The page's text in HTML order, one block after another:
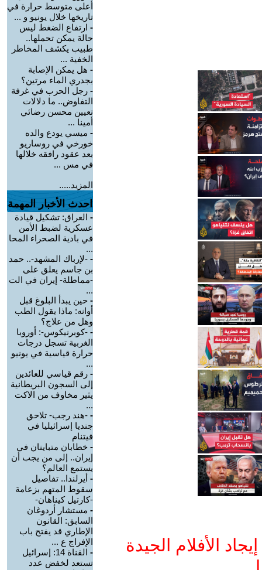
الأفلام الجيدة
أعلى متوسط حرارة في
تاريخها خلال يونيو و ...
- ارتفاع الضغط ليس
حالة يمكن تحملها..
طبيب يكشف المخاطر
الخفية ...
- هل يمكن الإصابة
بجدري الماء مرتين؟
- رجل الحرب في غرفة
التفاوض.. ما دلالات
تعيين محسن رضائي
أمينا ...
- ميسي يودع والده
خورخي في روساريو
بعد عقود رافقه خلالها
في مس ...
المزيد.....
احدث الأخبار المهمة
- العراق: تشكيل قيادة
عسكرية لضبط الأمن
في بادية الصحراء المحا
...
- -لإرباك المشهد-.. حمد
بن جاسم يعلق على
-مماطلة- إيران في الت
...
- حين يبدأ البلوغ قبل
أوانه: ماذا يقول الطب
وهل من علاج؟
- -كوبرنيكوس-: أوروبا
الغربية تسجل درجات
حرارة قياسية في يونيو
...
- رقم قياسي للعائدين
إلى السجون البريطانية
يثير مخاوف من الاكت
...
- -هند رجب- تلاحق
جنديا إسرائيليا في
فيتنام
- خطابان متباينان في
إيران.. إلى من يجب أن
يستمع العالم؟
- أيرلندا.. تفاصيل
سقوط المتهم بزعامة
-كارتيل كيناهان-
- مستشار أردوغان
السابق: القانون
الإطاري قد يفتح باب
الإفراج ع ...
-
القناة 14: إسرائيل
تستعد لخفض عدد